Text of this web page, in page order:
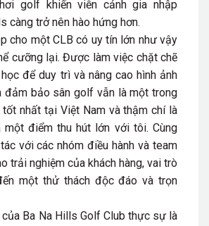
golf khiến viễn cảnh gia nhập
càng trở nên hào hứng hơn.
cho một CLB có uy tín lớn như vậy
cưỡng lại. Được làm việc chặt chẽ
để duy trì và nâng cao hình ảnh
đảm bảo sân golf vẫn là một trong
nhất tại Việt Nam và thậm chí là
một điểm thu hút lớn với tôi. Cùng
với các nhóm điều hành và team
trải nghiệm của khách hàng, vai trò
một thử thách độc đáo và trọn
Ba Na Hills Golf Club thực sự là